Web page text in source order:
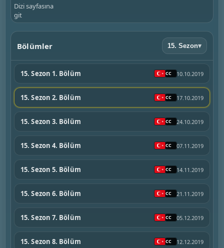
Dizi sayfasına
git
Bölümler 15. Sezon▾
15. Sezon 1. Bölüm 10.10.2019
15. Sezon 2. Bölüm 17.10.2019
15. Sezon 3. Bölüm 24.10.2019
15. Sezon 4. Bölüm 07.11.2019
15. Sezon 5. Bölüm 14.11.2019
15. Sezon 6. Bölüm 21.11.2019
15. Sezon 7. Bölüm 05.12.2019
15. Sezon 8. Bölüm 12.12.2019